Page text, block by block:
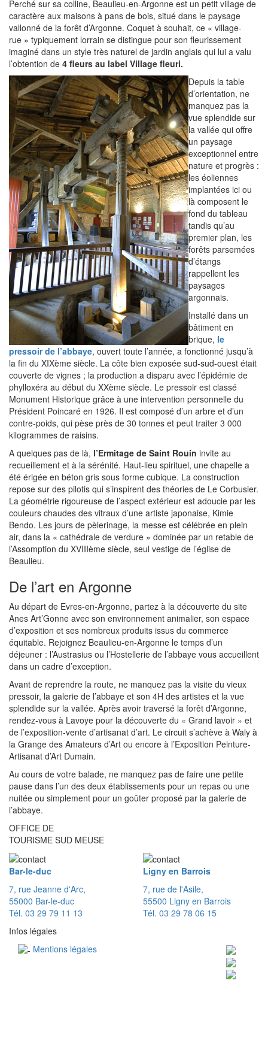
Perché sur sa colline, Beaulieu-en-Argonne est un petit village de
caractère aux maisons à pans de bois, situé dans le paysage
vallonné de la forêt d’Argonne. Coquet à souhait, ce « village-
rue » typiquement lorrain se distingue pour son fleurissement
imaginé dans un style très naturel de jardin anglais qui lui a valu
l’obtention de 4 fleurs au label Village fleuri.
Depuis la table
d’orientation, ne
manquez pas la
vue splendide sur
la vallée qui offre
un paysage
exceptionnel entre
nature et progrès :
les éoliennes
implantées ici ou
là composent le
fond du tableau
tandis qu’au
premier plan, les
forêts parsemées
d’étangs
rappellent les
paysages
argonnais.
Installé dans un
bâtiment en
brique, le
pressoir de l’abbaye, ouvert toute l’année, a fonctionné jusqu’à
la fin du XIXème siècle. La côte bien exposée sud-sud-ouest était
couverte de vignes ; la production a disparu avec l’épidémie de
phylloxéra au début du XXème siècle. Le pressoir est classé
Monument Historique grâce à une intervention personnelle du
Président Poincaré en 1926. Il est composé d’un arbre et d’un
contre-poids, qui pèse près de 30 tonnes et peut traiter 3 000
kilogrammes de raisins.
A quelques pas de là, l’Ermitage de Saint Rouin invite au
recueillement et à la sérénité. Haut-lieu spirituel, une chapelle a
été érigée en béton gris sous forme cubique. La construction
repose sur des pilotis qui s’inspirent des théories de Le Corbusier.
La géométrie rigoureuse de l’aspect extérieur est adoucie par les
couleurs chaudes des vitraux d’une artiste japonaise, Kimie
Bendo. Les jours de pèlerinage, la messe est célébrée en plein
air, dans la « cathédrale de verdure » dominée par un retable de
l’Assomption du XVIIIème siècle, seul vestige de l’église de
Beaulieu.
De l’art en Argonne
Au départ de Evres-en-Argonne, partez à la découverte du site
Anes Art’Gonne avec son environnement animalier, son espace
d’exposition et ses nombreux produits issus du commerce
équitable. Rejoignez Beaulieu-en-Argonne le temps d’un
déjeuner : l’Austrasius ou l’Hostellerie de l’abbaye vous accueillent
dans un cadre d’exception.
Avant de reprendre la route, ne manquez pas la visite du vieux
pressoir, la galerie de l’abbaye et son 4H des artistes et la vue
splendide sur la vallée. Après avoir traversé la forêt d’Argonne,
rendez-vous à Lavoye pour la découverte du « Grand lavoir » et
de l’exposition-vente d’artisanat d’art. Le circuit s’achève à Waly à
la Grange des Amateurs d’Art ou encore à l’Exposition Peinture-
Artisanat d’Art Dumain.
Au cours de votre balade, ne manquez pas de faire une petite
pause dans l’un des deux établissements pour un repas ou une
nuitée ou simplement pour un goûter proposé par la galerie de
l’abbaye.
OFFICE DE
TOURISME SUD MEUSE
Bar-le-duc
7, rue Jeanne d'Arc,
55000 Bar-le-duc
Tél. 03 29 79 11 13
Ligny en Barrois
7, rue de l'Asile,
55500 Ligny en Barrois
Tél. 03 29 78 06 15
Infos légales
Mentions légales